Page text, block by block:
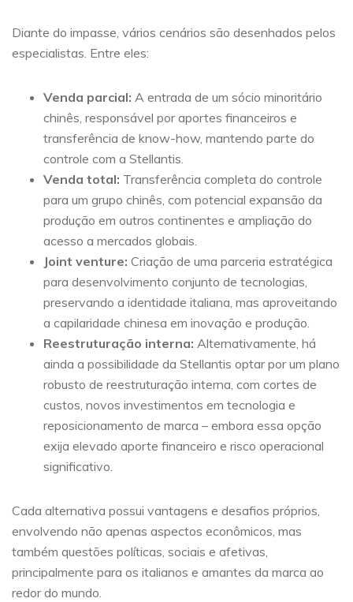
Diante do impasse, vários cenários são desenhados pelos
especialistas. Entre eles:
Venda parcial: A entrada de um sócio minoritário
chinês, responsável por aportes financeiros e
transferência de know-how, mantendo parte do
controle com a Stellantis.
Venda total: Transferência completa do controle
para um grupo chinês, com potencial expansão da
produção em outros continentes e ampliação do
acesso a mercados globais.
Joint venture: Criação de uma parceria estratégica
para desenvolvimento conjunto de tecnologias,
preservando a identidade italiana, mas aproveitando
a capilaridade chinesa em inovação e produção.
Reestruturação interna: Alternativamente, há
ainda a possibilidade da Stellantis optar por um plano
robusto de reestruturação interna, com cortes de
custos, novos investimentos em tecnologia e
reposicionamento de marca – embora essa opção
exija elevado aporte financeiro e risco operacional
significativo.
Cada alternativa possui vantagens e desafios próprios,
envolvendo não apenas aspectos econômicos, mas
também questões políticas, sociais e afetivas,
principalmente para os italianos e amantes da marca ao
redor do mundo.